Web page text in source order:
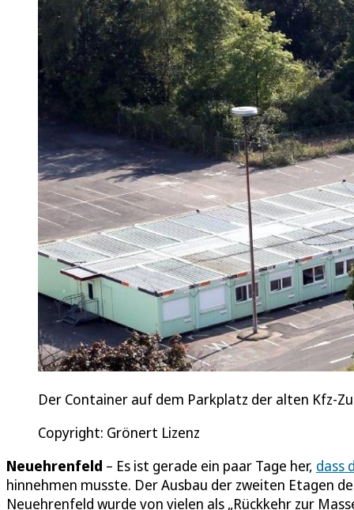
Der Container auf dem Parkplatz der alten Kfz-
Copyright: Grönert Lizenz
Neuehrenfeld – Es ist gerade ein paar Tage her, dass
hinnehmen musste. Der Ausbau der zweiten Etagen
Neuehrenfeld wurde von vielen als „Rückkehr zur